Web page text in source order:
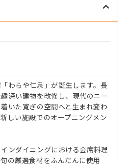
わらや仁泉」が誕生します。長
深い建物を改修し、現代のニー
いた寛ぎの空間へと生まれ変わ
しい施設でのオープニングメン
ンダイニングにおける会席料理
の厳選食材をふんだんに使用